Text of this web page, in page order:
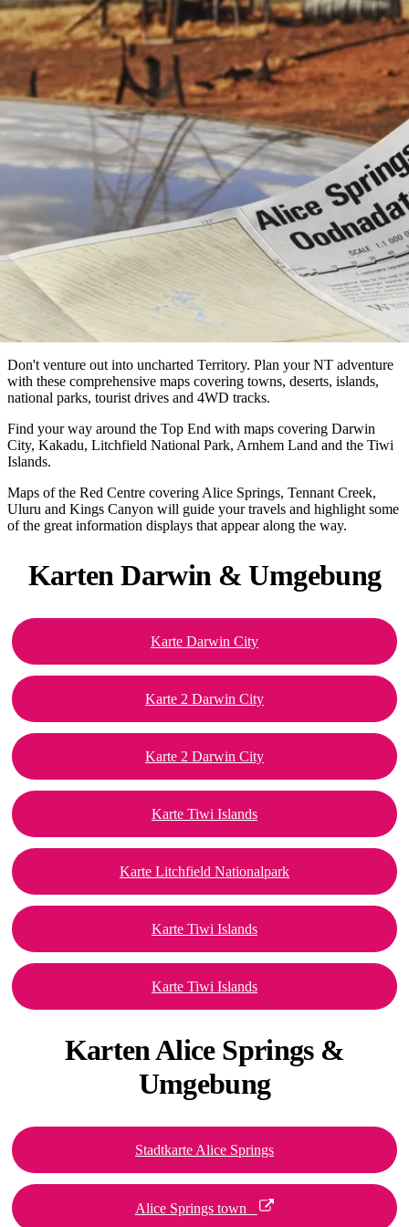
Die
beliebtesten
Orte
Outback
und
outdoor
Nach
Region
erkunden
Nationalpark
Tiwi-
Inseln
Arnhem
Land
Mataranka
Nitmiluk-
Nationalpark
Karlu
Karlu
/
Devils
Marbles
Maguk
Tjorita
/
West-
MacDonnell-
Nationalpark
Aktivitäten
Erlebnisse
Reisetyp
Top
10
Listen
Glamping
Luxuserlebnisse
Gaumenfreuden
Geschichte
und
Erbe
Festivals
und
Veranstaltungen
Angeln
Reiseplanung
Planen
&
Buchen
Praktische
Infos
Planungstools
Suche:
Sign
up
Reise planen
Landkarten
Don't venture out into uncharted Territory. Plan your NT adventure
with these comprehensive maps covering towns, deserts, islands,
national parks, tourist drives and 4WD tracks.
Find your way around the Top End with maps covering Darwin
City, Kakadu, Litchfield National Park, Arnhem Land and the Tiwi
Islands.
Maps of the Red Centre covering Alice Springs, Tennant Creek,
Uluru and Kings Canyon will guide your travels and highlight some
of the great information displays that appear along the way.
Karten Darwin & Umgebung
Karte Darwin City
Karte 2 Darwin City
Karte 2 Darwin City
Karte Tiwi Islands
Karte Litchfield Nationalpark
Karte Tiwi Islands
Karte Tiwi Islands
Karten Alice Springs &
Umgebung
Stadtkarte Alice Springs
Alice Springs town